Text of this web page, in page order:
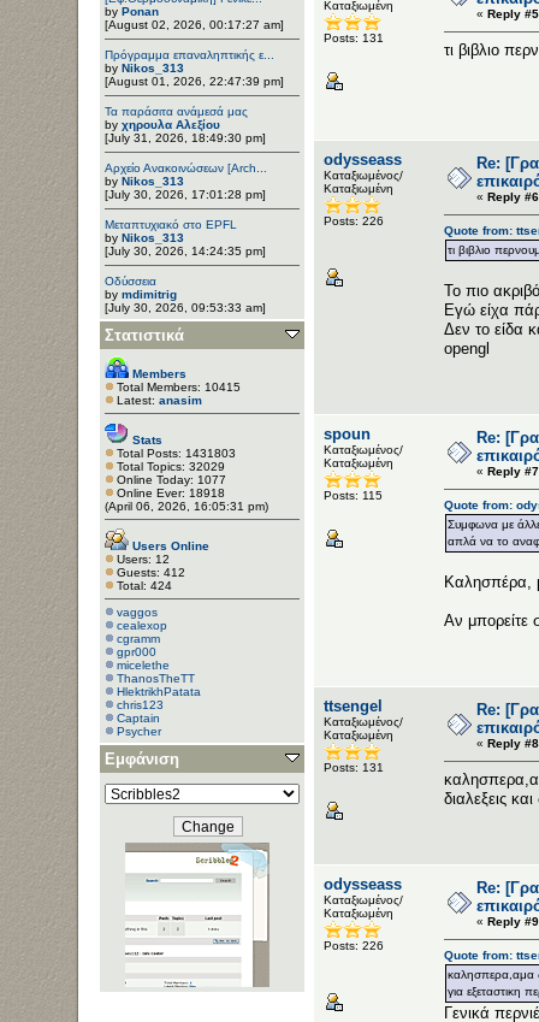
by Ponan
[August 02, 2026, 00:17:27 am]
Πρόγραμμα επαναληπτικής ε...
by Nikos_313
[August 01, 2026, 22:47:39 pm]
Τα παράσιτα ανάμεσά μας
by χηρουλα Αλεξίου
[July 31, 2026, 18:49:30 pm]
Αρχείο Ανακοινώσεων [Arch...
by Nikos_313
[July 30, 2026, 17:01:28 pm]
Μεταπτυχιακό στο EPFL
by Nikos_313
[July 30, 2026, 14:24:35 pm]
Οδύσσεια
by mdimitrig
[July 30, 2026, 09:53:33 am]
Στατιστικά
Members
Total Members: 10415
Latest: anasim
Stats
Total Posts: 1431803
Total Topics: 32029
Online Today: 1077
Online Ever: 18918
(April 06, 2026, 16:05:31 pm)
Users Online
Users: 12
Guests: 412
Total: 424
vaggos
cealexop
cgramm
gpr000
micelethe
ThanosTheTT
HlektrikhPatata
chris123
Captain
Psycher
Εμφάνιση
Καταξιωμένη
Posts: 131
« Reply
τι βιβλιο
odysseass
Καταξιωμένος/
Καταξιωμένη
Posts: 226
Re:
« Reply
Quote from:
τι βιβλιο
Το πιο
Εγώ είχα
Δεν το είδα
opengl
spoun
Καταξιωμένος/
Καταξιωμένη
Posts: 115
Re:
« Reply
Quote from:
Συμφωνα με
απλά να το
Καλησπέρα,
Αν μπορείτε
ttsengel
Καταξιωμένος/
Καταξιωμένη
Posts: 131
Re:
« Reply
διαλεξεις
odysseass
Καταξιωμένος/
Καταξιωμένη
Posts: 226
Re:
« Reply
Quote from:
καλησπερα,αμα
για εξεταστικη
Γενικά